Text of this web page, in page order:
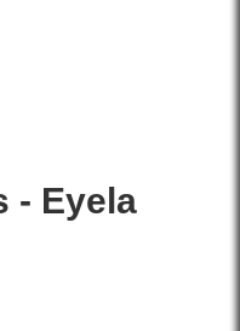
- Eyela